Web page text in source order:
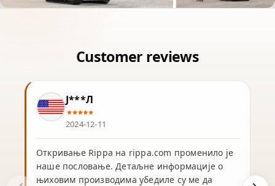
Ј***Л
2024-12-11
Откривање Rippa на rippa.com променило је
наше пословање. Детаљне информације о
њиховим производима убедиле су ме да